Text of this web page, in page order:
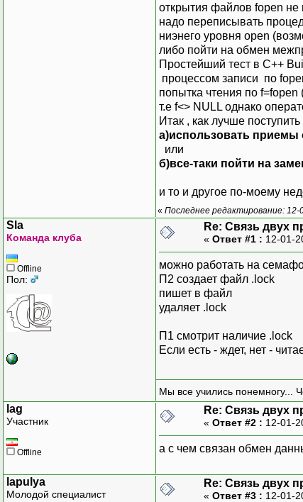
открытия файлов fopen не
надо переписывать
ниэнего уровня open
либо пойти на обмен
Простейший тест в С++
процессом записи по
попытка чтения по
т.е f<> NULL однако
Итак , как лучше поступить
а)использовать
или
б)все-таки пойти на
и то и другое по-моему
« Последнее редактирование: 12-
Sla
Команда клуба
Offline
Пол:
Re: Связь двух
« Ответ #1 : 12-01-
можно работать на
П2 создает файл .lock
пишет в файл
удаляет .lock
П1 смотрит наличие .lock
Если есть - ждет, нет -
Мы все учились понемногу...
lag
Участник
Offline
Re: Связь двух
« Ответ #2 : 12-01-
а с чем связан обмен
lapulya
Молодой специалист
Re: Связь двух
« Ответ #3 : 12-01-